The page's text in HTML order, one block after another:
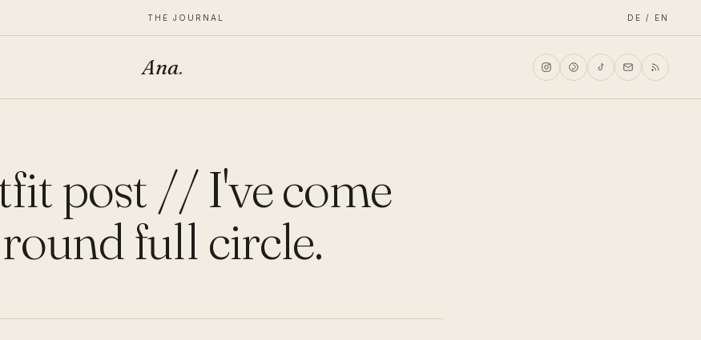
THE JOURNAL DE / EN
Ana.
post // I've come
round full circle.